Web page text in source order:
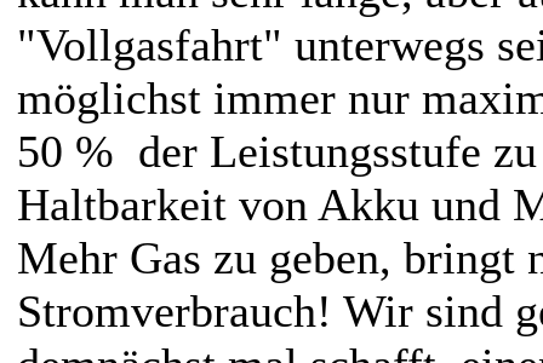
"Vollgasfahrt" unterwegs
möglichst immer nur
50 % der Leistungsstufe
Haltbarkeit von Akku und
Mehr Gas zu geben, bringt
Stromverbrauch! Wir sind